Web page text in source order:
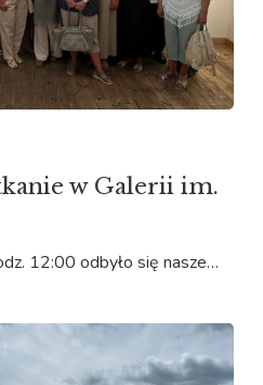
w Galerii im.
12:00 odbyło się nasze…